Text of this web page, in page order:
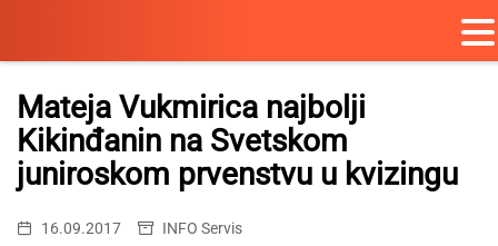
Skip
content
Mateja Vukmirica najbolji
Kikinđanin na Svetskom
juniroskom prvenstvu u kvizingu
16.09.2017 INFO Servis